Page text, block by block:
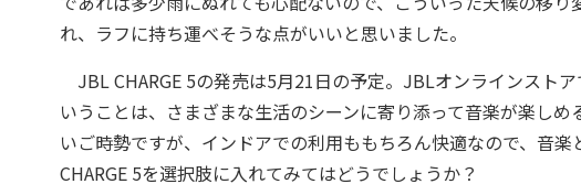
れ、ラフに持ち運べそうな点がいいと思いました。
JBL CHARGE 5の発売は5月21日の予定。JBLオンラインスト
いうことは、さまざまな生活のシーンに寄り添って音楽が楽し
いご時勢ですが、インドアでの利用ももちろん快適なので、音
CHARGE 5を選択肢に入れてみてはどうでしょうか？